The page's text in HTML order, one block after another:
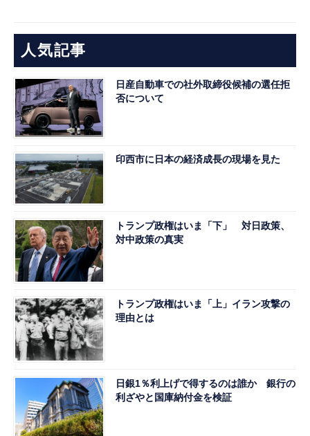
人気記事
日産自動車での社外取締役候補の選任拒
否について
印西市に日本の経済成長の現場を見た
トランプ政権はいま「下」 対日政策、
対中政策の真実
トランプ政権はいま「上」イラン攻撃の
理由とは
日銀1％利上げで得するのは誰か 銀行の
利ざやと国庫納付金を検証